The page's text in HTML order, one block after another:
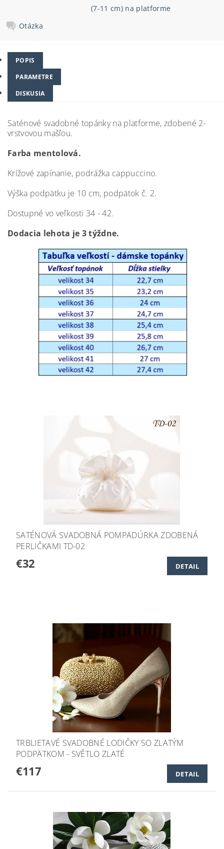
(7-11 cm) na platforme
Otázka
POPIS
PARAMETRE
DISKUSIA
Saténové svadobné topánky na platforme, zdobené 2-
vrstvovou mašľou.
Farba mentolová.
Krížové zapínanie, podrážka cappuccino.
Výška podpätku je 10 cm, podpätok č. 2.
Dostupné vo veľkosti 34 - 42.
Dodacia lehota je 3 týždne.
SATÉNOVÁ SVADOBNÁ POMPADÚRKA ZDOBENÁ
PERLIČKAMI TD-02
€32 DETAIL
TRBLIETAVÉ SVADOBNÉ LODIČKY SO ZLATÝM
PODPÄTKOM - SVĚTLO ZLATÉ
€117 DETAIL